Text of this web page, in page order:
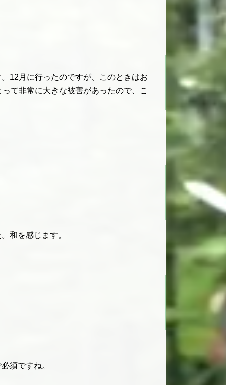
12月に行ったのですが、このときはお
て非常に大きな被害があったので、こ
和を感じます。
須ですね。